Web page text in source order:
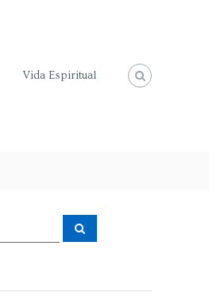
Vida Espiritual